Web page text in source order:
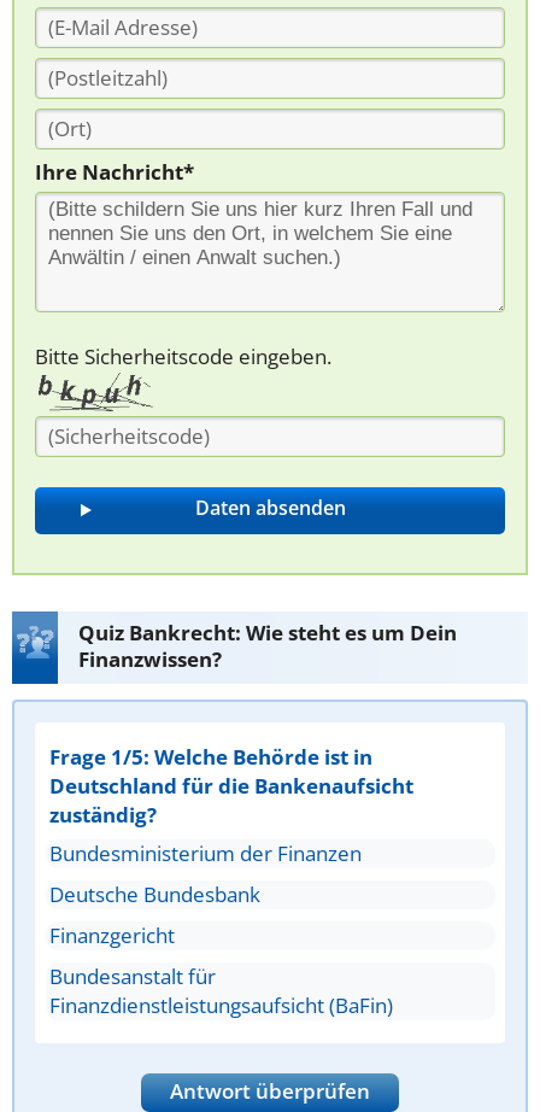
Ihre Nachricht*
Bitte Sicherheitscode eingeben.
Quiz Bankrecht: Wie steht es um Dein
Finanzwissen?
Frage 1/5: Welche Behörde ist in
Deutschland für die Bankenaufsicht
zuständig?
Bundesministerium der Finanzen
Deutsche Bundesbank
Finanzgericht
Bundesanstalt für
Finanzdienstleistungsaufsicht (BaFin)
Antwort überprüfen